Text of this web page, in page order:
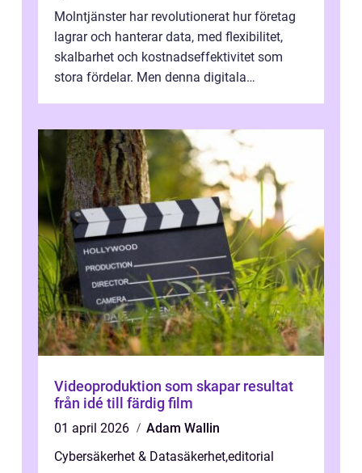
Molntjänster har revolutionerat hur företag
lagrar och hanterar data, med flexibilitet,
skalbarhet och kostnadseffektivitet som
stora fördelar. Men denna digitala
Videoproduktion som skapar resultat
från idé till färdig film
01 april 2026
Adam Wallin
Cybersäkerhet & Datasäkerhet,editorial